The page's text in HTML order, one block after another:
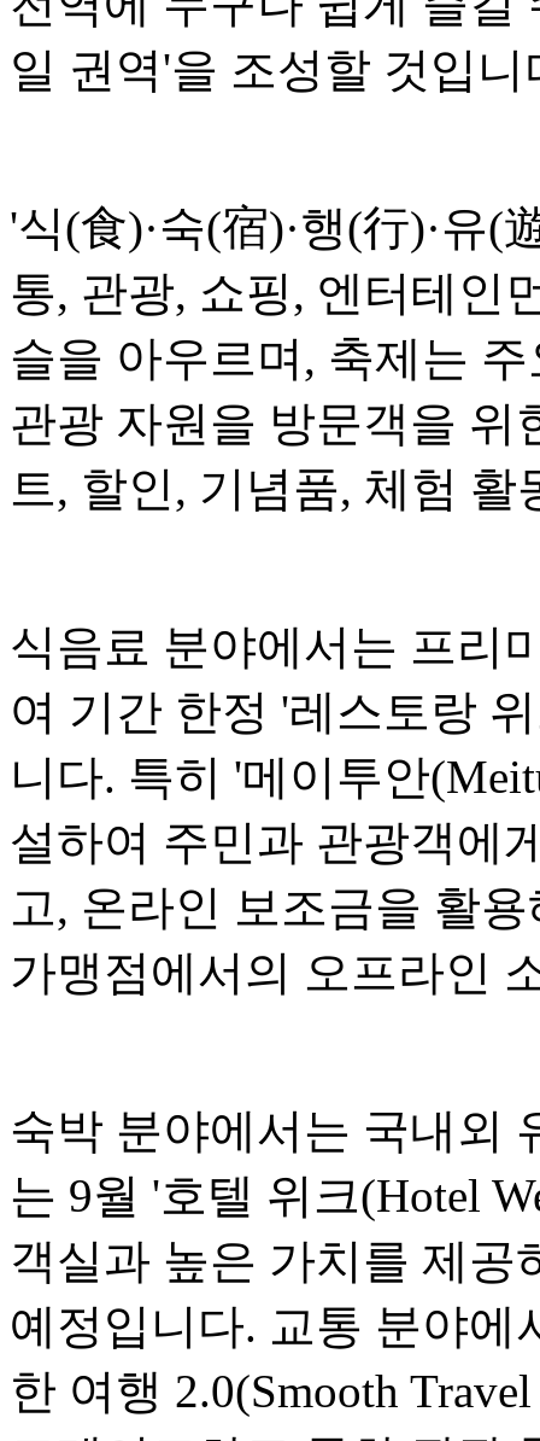
일 권역'을 조성할 것입니
'식(食)·숙(宿)·행(行)·유(
통, 관광, 쇼핑, 엔터테인
슬을 아우르며, 축제는
관광 자원을 방문객을 위
트, 할인, 기념품, 체험
식음료 분야에서는 프리
여 기간 한정 '레스토랑
니다. 특히 '메이투안
설하여 주민과 관광객에
고, 온라인 보조금을 활
가맹점에서의 오프라인
숙박 분야에서는 국내외
는 9월 '호텔 위크(Hotel
객실과 높은 가치를 제
예정입니다. 교통 분야
한 여행 2.0(Smooth